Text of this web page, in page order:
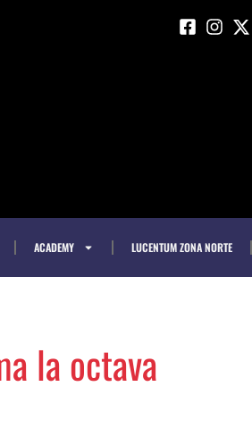
ACADEMY LUCENTUM ZONA NORTE
la octava